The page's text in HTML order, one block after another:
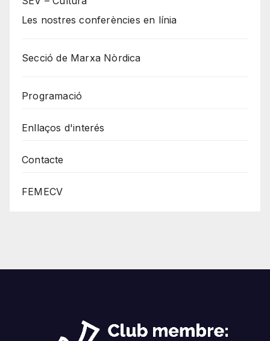
Les nostres conferències en línia
Secció de Marxa Nòrdica
Programació
Enllaços d'interés
Contacte
FEMECV